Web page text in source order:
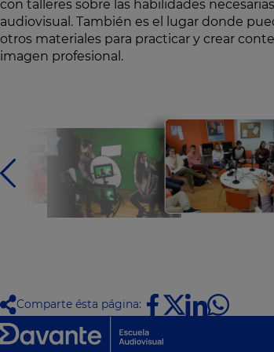
con talleres sobre las habilidades
audiovisual. También es el lugar donde
otros materiales para practicar y crear
imagen profesional.
Comparte ésta página: